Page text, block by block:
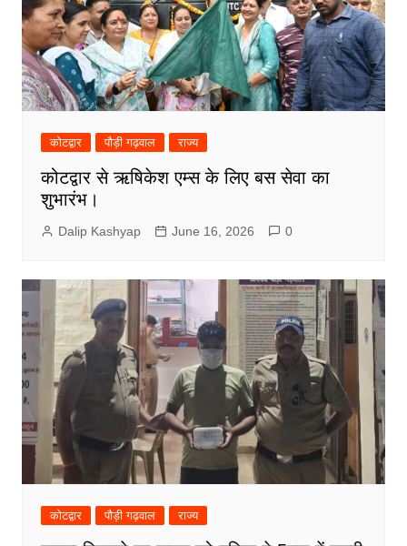
कोटद्वार पौड़ी गढ़वाल राज्य
कोटद्वार से ऋषिकेश एम्स के लिए बस सेवा का
शुभारंभ।
Dalip Kashyap June 16, 2026 0
कोटद्वार पौड़ी गढ़वाल राज्य